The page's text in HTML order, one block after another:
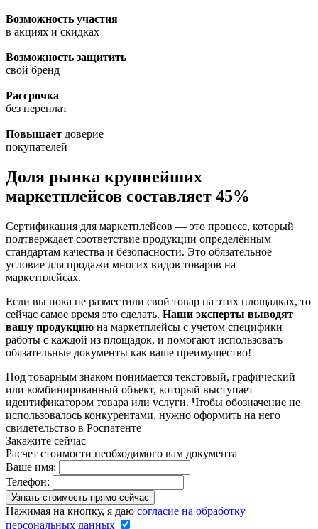
Возможность участия
в акциях и скидках
Возможность защитить
свой бренд
Рассрочка
без переплат
Повышает доверие
покупателей
Доля рынка крупнейших
маркетплейсов составляет 45%
Сертификация для маркетплейсов — это процесс, который
подтверждает соответствие продукции определённым
стандартам качества и безопасности. Это обязательное
условие для продажи многих видов товаров на
маркетплейсах.
Если вы пока не разместили свой товар на этих площадках, то
сейчас самое время это сделать. Наши эксперты выводят
вашу продукцию на маркетплейсы с учетом специфики
работы с каждой из площадок, и помогают использовать
обязательные документы как ваше преимущество!
Под товарным знаком понимается текстовый, графический
или комбинированный объект, который выступает
идентификатором товара или услуги. Чтобы обозначение не
использовалось конкурентами, нужно оформить на него
свидетельство в Роспатенте
Закажите сейчас
Расчет стоимости необходимого вам документа
Ваше имя:
Телефон:
Нажимая на кнопку, я даю согласие на обработку
персональных данных